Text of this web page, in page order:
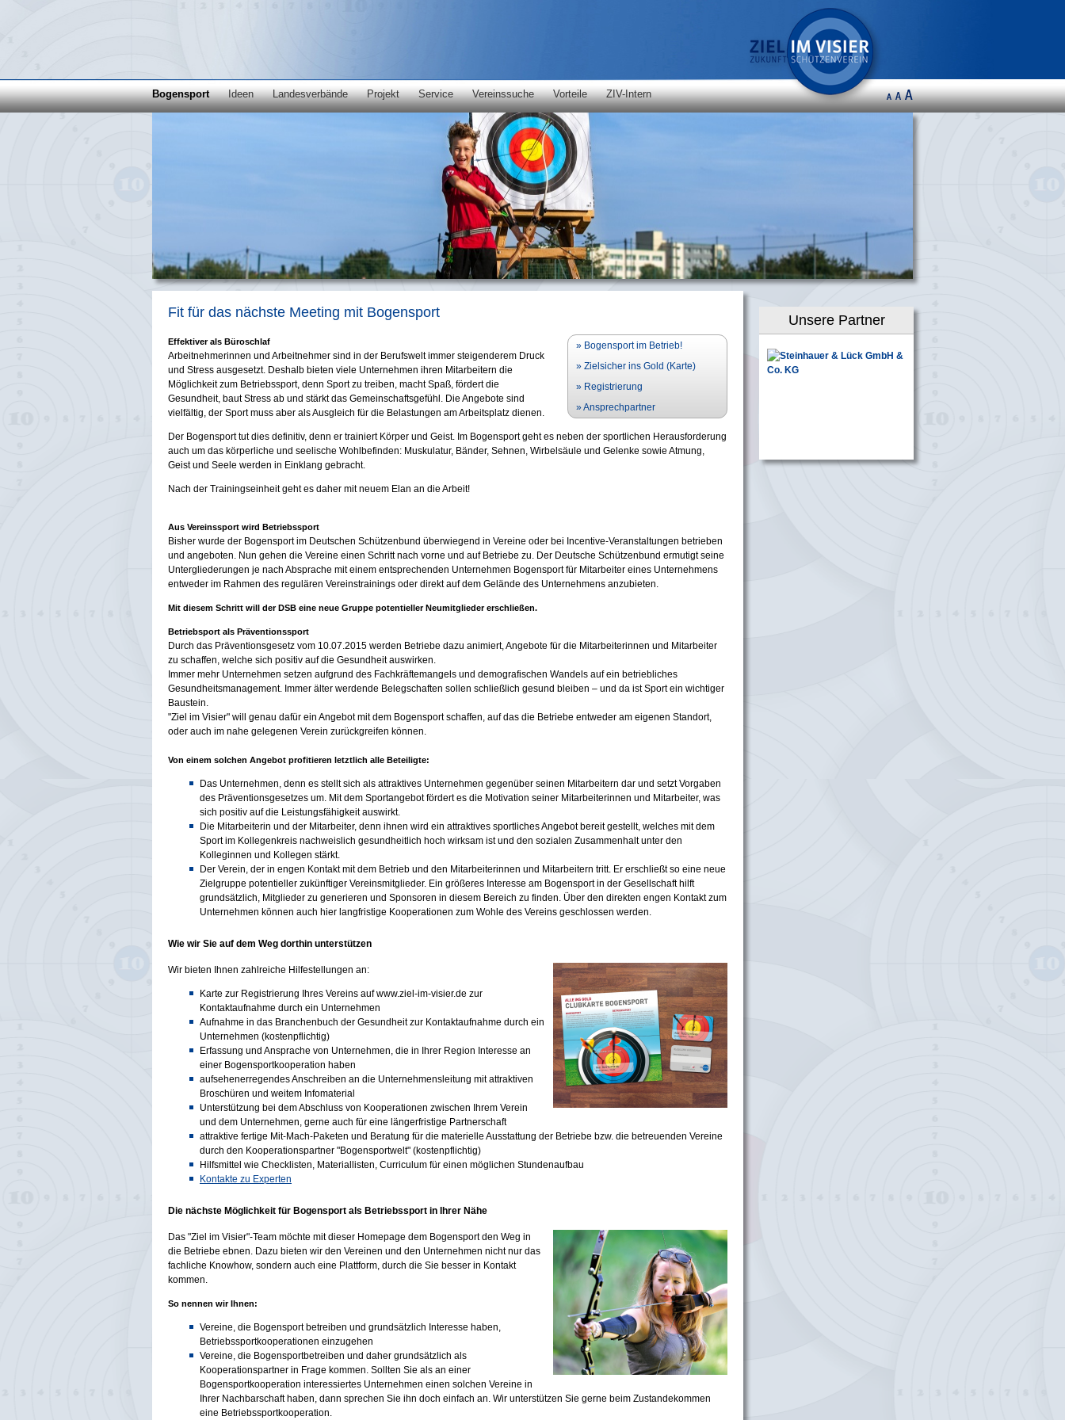
Bogensport Ideen Landesverbände Projekt Service Vereinssuche Vorteile ZIV-Intern
Fit für das nächste Meeting mit Bogensport
» Bogensport im Betrieb!
» Zielsicher ins Gold (Karte)
» Registrierung
» Ansprechpartner
Effektiver als Büroschlaf
Arbeitnehmerinnen und Arbeitnehmer sind in der Berufswelt immer steigenderem Druck
und Stress ausgesetzt. Deshalb bieten viele Unternehmen ihren Mitarbeitern die
Möglichkeit zum Betriebssport, denn Sport zu treiben, macht Spaß, fördert die
Gesundheit, baut Stress ab und stärkt das Gemeinschaftsgefühl. Die Angebote sind
vielfältig, der Sport muss aber als Ausgleich für die Belastungen am Arbeitsplatz dienen.
Der Bogensport tut dies definitiv, denn er trainiert Körper und Geist. Im Bogensport geht es neben der sportlichen Herausforderung
auch um das körperliche und seelische Wohlbefinden: Muskulatur, Bänder, Sehnen, Wirbelsäule und Gelenke sowie Atmung,
Geist und Seele werden in Einklang gebracht.
Nach der Trainingseinheit geht es daher mit neuem Elan an die Arbeit!
Aus Vereinssport wird Betriebssport
Bisher wurde der Bogensport im Deutschen Schützenbund überwiegend in Vereine oder bei Incentive-Veranstaltungen betrieben
und angeboten. Nun gehen die Vereine einen Schritt nach vorne und auf Betriebe zu. Der Deutsche Schützenbund ermutigt seine
Untergliederungen je nach Absprache mit einem entsprechenden Unternehmen Bogensport für Mitarbeiter eines Unternehmens
entweder im Rahmen des regulären Vereinstrainings oder direkt auf dem Gelände des Unternehmens anzubieten.
Mit diesem Schritt will der DSB eine neue Gruppe potentieller Neumitglieder erschließen.
Betriebsport als Präventionssport
Durch das Präventionsgesetz vom 10.07.2015 werden Betriebe dazu animiert, Angebote für die Mitarbeiterinnen und Mitarbeiter
zu schaffen, welche sich positiv auf die Gesundheit auswirken.
Immer mehr Unternehmen setzen aufgrund des Fachkräftemangels und demografischen Wandels auf ein betriebliches
Gesundheitsmanagement. Immer älter werdende Belegschaften sollen schließlich gesund bleiben – und da ist Sport ein wichtiger
Baustein.
"Ziel im Visier" will genau dafür ein Angebot mit dem Bogensport schaffen, auf das die Betriebe entweder am eigenen Standort,
oder auch im nahe gelegenen Verein zurückgreifen können.
Von einem solchen Angebot profitieren letztlich alle Beteiligte:
Das Unternehmen, denn es stellt sich als attraktives Unternehmen gegenüber seinen Mitarbeitern dar und setzt Vorgaben
des Präventionsgesetzes um. Mit dem Sportangebot fördert es die Motivation seiner Mitarbeiterinnen und Mitarbeiter, was
sich positiv auf die Leistungsfähigkeit auswirkt.
Die Mitarbeiterin und der Mitarbeiter, denn ihnen wird ein attraktives sportliches Angebot bereit gestellt, welches mit dem
Sport im Kollegenkreis nachweislich gesundheitlich hoch wirksam ist und den sozialen Zusammenhalt unter den
Kolleginnen und Kollegen stärkt.
Der Verein, der in engen Kontakt mit dem Betrieb und den Mitarbeiterinnen und Mitarbeitern tritt. Er erschließt so eine neue
Zielgruppe potentieller zukünftiger Vereinsmitglieder. Ein größeres Interesse am Bogensport in der Gesellschaft hilft
grundsätzlich, Mitglieder zu generieren und Sponsoren in diesem Bereich zu finden. Über den direkten engen Kontakt zum
Unternehmen können auch hier langfristige Kooperationen zum Wohle des Vereins geschlossen werden.
Wie wir Sie auf dem Weg dorthin unterstützen
Wir bieten Ihnen zahlreiche Hilfestellungen an:
Karte zur Registrierung Ihres Vereins auf www.ziel-im-visier.de zur
Kontaktaufnahme durch ein Unternehmen
Aufnahme in das Branchenbuch der Gesundheit zur Kontaktaufnahme durch ein
Unternehmen (kostenpflichtig)
Erfassung und Ansprache von Unternehmen, die in Ihrer Region Interesse an
einer Bogensportkooperation haben
aufsehenerregendes Anschreiben an die Unternehmensleitung mit attraktiven
Broschüren und weitem Infomaterial
Unterstützung bei dem Abschluss von Kooperationen zwischen Ihrem Verein
und dem Unternehmen, gerne auch für eine längerfristige Partnerschaft
attraktive fertige Mit-Mach-Paketen und Beratung für die materielle Ausstattung der Betriebe bzw. die betreuenden Vereine
durch den Kooperationspartner "Bogensportwelt" (kostenpflichtig)
Hilfsmittel wie Checklisten, Materiallisten, Curriculum für einen möglichen Stundenaufbau
Kontakte zu Experten
Die nächste Möglichkeit für Bogensport als Betriebssport in Ihrer Nähe
Das "Ziel im Visier"-Team möchte mit dieser Homepage dem Bogensport den Weg in
die Betriebe ebnen. Dazu bieten wir den Vereinen und den Unternehmen nicht nur das
fachliche Knowhow, sondern auch eine Plattform, durch die Sie besser in Kontakt
kommen.
So nennen wir Ihnen:
Vereine, die Bogensport betreiben und grundsätzlich Interesse haben,
Betriebssportkooperationen einzugehen
Vereine, die Bogensportbetreiben und daher grundsätzlich als
Kooperationspartner in Frage kommen. Sollten Sie als an einer
Bogensportkooperation interessiertes Unternehmen einen solchen Vereine in
Ihrer Nachbarschaft haben, dann sprechen Sie ihn doch einfach an. Wir unterstützen Sie gerne beim Zustandekommen
eine Betriebssportkooperation.
Unsere Partner